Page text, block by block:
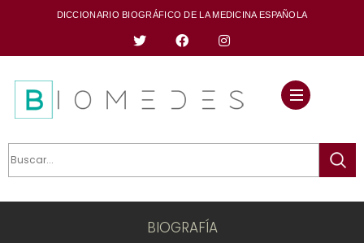
DICCIONARIO BIOGRÁFICO DE LA MEDICINA ESPAÑOLA
BIOGRAFÍA